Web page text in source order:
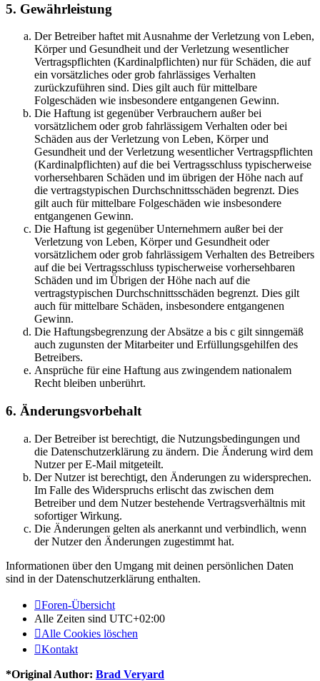
5. Gewährleistung
Der Betreiber haftet mit Ausnahme der Verletzung von Leben,
Körper und Gesundheit und der Verletzung wesentlicher
Vertragspflichten (Kardinalpflichten) nur für Schäden, die auf
ein vorsätzliches oder grob fahrlässiges Verhalten
zurückzuführen sind. Dies gilt auch für mittelbare
Folgeschäden wie insbesondere entgangenen Gewinn.
Die Haftung ist gegenüber Verbrauchern außer bei
vorsätzlichem oder grob fahrlässigem Verhalten oder bei
Schäden aus der Verletzung von Leben, Körper und
Gesundheit und der Verletzung wesentlicher Vertragspflichten
(Kardinalpflichten) auf die bei Vertragsschluss typischerweise
vorhersehbaren Schäden und im übrigen der Höhe nach auf
die vertragstypischen Durchschnittsschäden begrenzt. Dies
gilt auch für mittelbare Folgeschäden wie insbesondere
entgangenen Gewinn.
Die Haftung ist gegenüber Unternehmern außer bei der
Verletzung von Leben, Körper und Gesundheit oder
vorsätzlichem oder grob fahrlässigem Verhalten des Betreibers
auf die bei Vertragsschluss typischerweise vorhersehbaren
Schäden und im Übrigen der Höhe nach auf die
vertragstypischen Durchschnittsschäden begrenzt. Dies gilt
auch für mittelbare Schäden, insbesondere entgangenen
Gewinn.
Die Haftungsbegrenzung der Absätze a bis c gilt sinngemäß
auch zugunsten der Mitarbeiter und Erfüllungsgehilfen des
Betreibers.
Ansprüche für eine Haftung aus zwingendem nationalem
Recht bleiben unberührt.
6. Änderungsvorbehalt
Der Betreiber ist berechtigt, die Nutzungsbedingungen und
die Datenschutzerklärung zu ändern. Die Änderung wird dem
Nutzer per E-Mail mitgeteilt.
Der Nutzer ist berechtigt, den Änderungen zu widersprechen.
Im Falle des Widerspruchs erlischt das zwischen dem
Betreiber und dem Nutzer bestehende Vertragsverhältnis mit
sofortiger Wirkung.
Die Änderungen gelten als anerkannt und verbindlich, wenn
der Nutzer den Änderungen zugestimmt hat.
Informationen über den Umgang mit deinen persönlichen Daten
sind in der Datenschutzerklärung enthalten.
Foren-Übersicht
Alle Zeiten sind UTC+02:00
Alle Cookies löschen
Kontakt
*Original Author: Brad Veryard